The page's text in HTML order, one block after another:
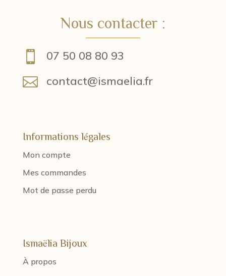
Nous contacter :
 07 50 08 80 93
 contact@ismaelia.fr
Informations légales
Mon compte
Mes commandes
Mot de passe perdu
Ismaëlia Bijoux
À propos